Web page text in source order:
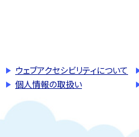
ウェブアクセシビリティについて
個人情報の取扱い